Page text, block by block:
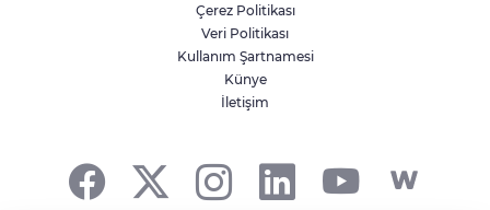
Yalova'da makine arızası yapan tanker
güvenli bölgeye çekildi
Eskişehir Büyükşehir’den kırsal
Çerez Politikası
Veri Politikası
Kullanım Şartnamesi
Künye
İletişim